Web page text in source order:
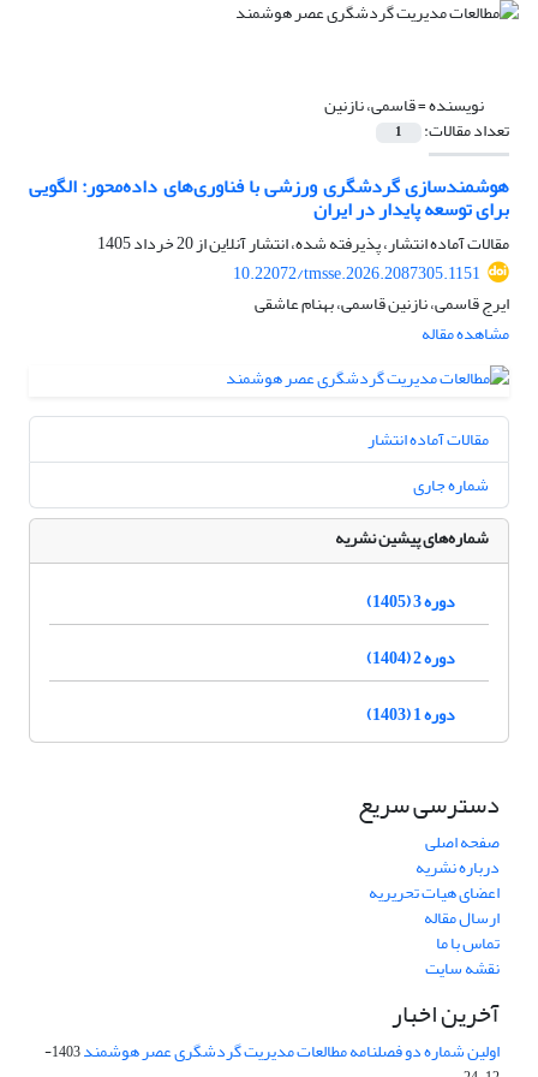
نویسنده =قاسمی، نازنین
تعداد مقالات: 1
هوشمندسازی گردشگری ورزشی با فناوری‌های داده‌محور: الگویی
برای توسعه پایدار در ایران
مقالات آماده انتشار، پذیرفته شده، انتشار آنلاین از20 خرداد 1405
10.22072/tmsse.2026.2087305.1151
ایرج قاسمی، نازنین قاسمی، بهنام عاشقی
مشاهده مقاله
مقالات آماده انتشار
شماره جاری
شماره‌های پیشین نشریه
دوره 3 (1405)
دوره 2 (1404)
دوره 1 (1403)
دسترسی سریع
صفحه اصلی
درباره نشریه
اعضای هیات تحریریه
ارسال مقاله
تماس با ما
نقشه سایت
آخرین اخبار
اولین شماره دو فصلنامه مطالعات مدیریت گردشگری عصر هوشمند
1403-